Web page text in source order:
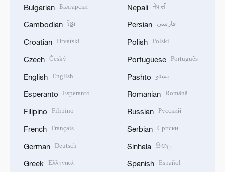
Bulgarian Български
Cambodian ខ្មែរ
Croatian Hrvatski
Czech Český
English English
Esperanto Esperanto
Filipino Filipino
French Français
German Deutsch
Greek Ελληνικά
Nepali नेपाली
Persian فارسی
Polish Polski
Portuguese Português
Pashto پښتو
Romanian Română
Russian Русский
Serbian Српски
Sinhala සිංහල
Spanish Español